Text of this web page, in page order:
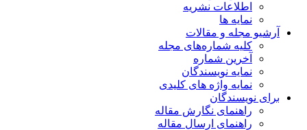
اطلاعات نشریه
نمایه ها
آرشیو مجله و مقالات
کلیه شماره‌های مجله
آخرین شماره
نمایه نویسندگان
نمایه واژه های کلیدی
برای نویسندگان
راهنمای نگارش مقاله
راهنمای ارسال مقاله